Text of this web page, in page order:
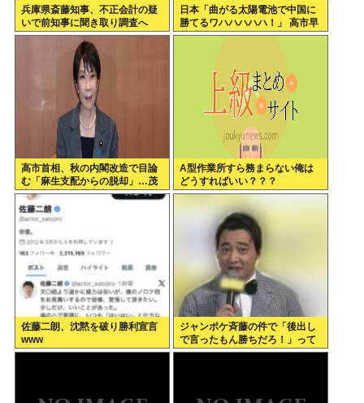
兵庫県斎藤知事、不正会計の疑
いで前知事に聞き取り調査へ
日本「曲がる太陽電池で中国に
勝てるワハハハハハ！」 高市早
苗「勝てる！ ガハハハハハ
高市首相、秋の内閣改造で目論
む「麻生支配からの脱却」…茂
木敏充氏も小林鷹之氏もクビ
A型作業所すら務まらない俺は
どうすればいい？？？
佐藤二朗、沈黙を破り勝利宣言
www
ジャンポケ斉藤の件で「後出し
で言ったもん勝ちだろ！」って
キレてる人いるけど、まず付き